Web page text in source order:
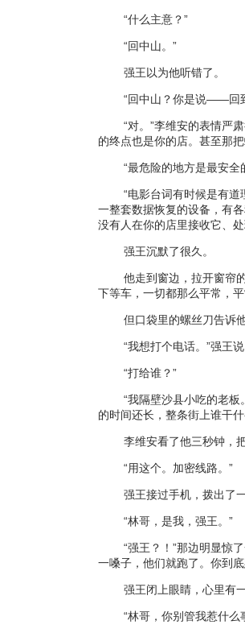
“什么主意？”
“回中山。 ”
强王以为他听错了。
“回中山？你是说——回
“对。 ”李维安的表情严
的终点也是你的店。甚至那
“最危险的地方是最安全
“电影台词有时候是有道
一整套数据恢复的设备，有
没有人在你的店里接收它、
强王沉默了很久。
他走到窗边，拉开窗帘
下等车，一切都那么平常，
但口袋里的螺丝刀告诉
“我想打个电话。 ”强王
“打给谁？”
“我隔壁沙县小吃的老板
的时间还长，整条街上谁干
李维安看了他三秒钟，
“用这个。加密线路。 ”
强王接过手机，拨出了
“林哥，是我，强王。 ”
“强王？！ ”那边明显惊
一嗓子，他们就跑了。你到
强王闭上眼睛，心里有
“林哥，你别管我惹什么